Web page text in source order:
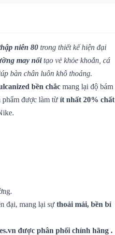
niên 80 trong thiết kế hiện đại
may nổitạo vẻ khỏe khoắn, cá
bàn chân luôn khô thoáng.
bền chắc mang lại độ bám
được làm từ ít nhất 20% chất
đại, mang lại sự thoải mái, bền bỉ
được phân phối chính hãng .